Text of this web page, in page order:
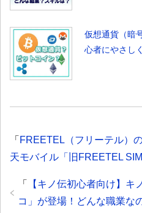
仮想通貨（暗
心者にやさし
「 FREETEL（フリーテル）
天モバイル「旧FREETEL SIM
「
【キノ伝初心者向け】キ
コ」が登場！どんな職業な